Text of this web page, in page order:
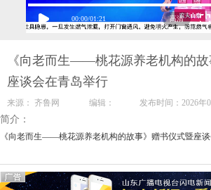
00:00/01:21
《向老而生——桃花源养老机构的
座谈会在青岛举行
来源： 齐鲁网 编辑： 发布时间：2026
简介：
《向老而生——桃花源养老机构的故事》赠书仪式暨座